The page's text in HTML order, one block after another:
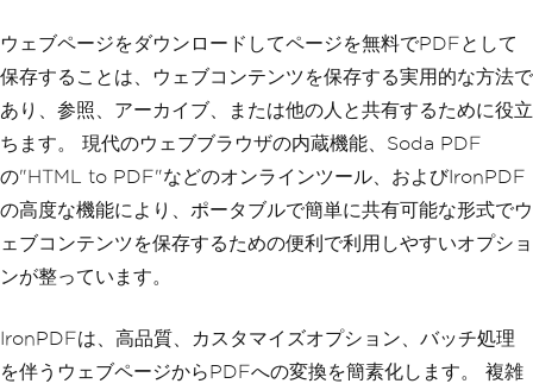
ウェブページをダウンロードしてページを無料でPDFとして
保存することは、ウェブコンテンツを保存する実用的な方法で
あり、参照、アーカイブ、または他の人と共有するために役立
ちます。 現代のウェブブラウザの内蔵機能、Soda PDF
の"HTML to PDF"などのオンラインツール、およびIronPDF
の高度な機能により、ポータブルで簡単に共有可能な形式でウ
ェブコンテンツを保存するための便利で利用しやすいオプショ
ンが整っています。
IronPDFは、高品質、カスタマイズオプション、バッチ処理
を伴うウェブページからPDFへの変換を簡素化します。 複雑